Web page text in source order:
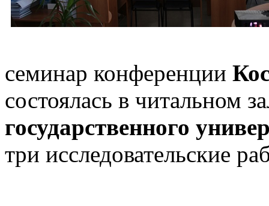
семинар конференции
состоялась в читальном
государственного
три исследовательские